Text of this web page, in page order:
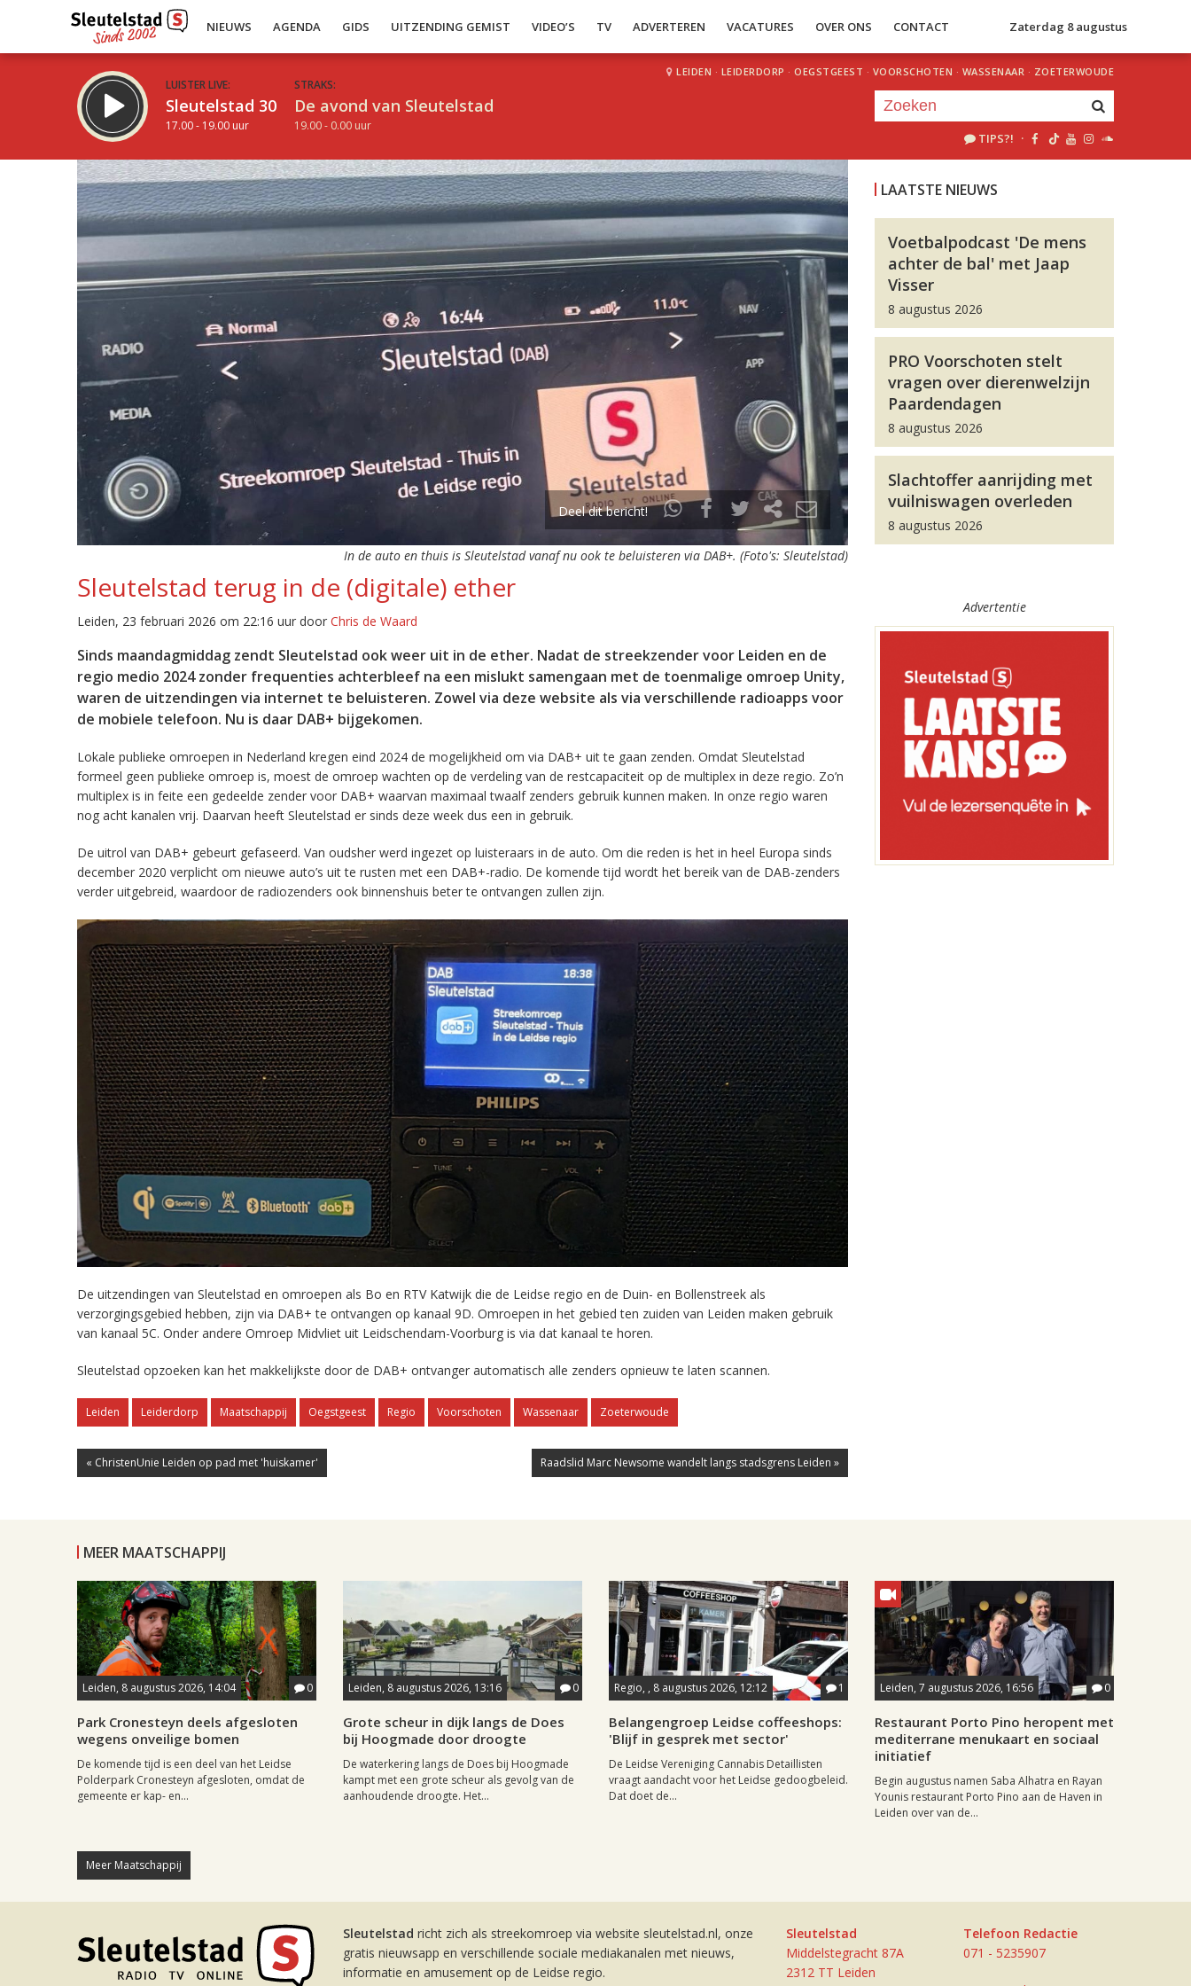
NIEUWS AGENDA GIDS UITZENDING GEMIST VIDEO’S TV ADVERTEREN VACATURES OVER ONS CONTACT Zaterdag 8 augustus
LUISTER LIVE:
Sleutelstad 30
17.00 - 19.00 uur
STRAKS:
De avond van Sleutelstad
19.00 - 0.00 uur
LEIDEN · LEIDERDORP · OEGSTGEEST · VOORSCHOTEN · WASSENAAR · ZOETERWOUDE
TIPS?! ·
Deel dit bericht!
In de auto en thuis is Sleutelstad vanaf nu ook te beluisteren via DAB+. (Foto's: Sleutelstad)
Sleutelstad terug in de (digitale) ether
Leiden, 23 februari 2026 om 22:16 uur door Chris de Waard
Sinds maandagmiddag zendt Sleutelstad ook weer uit in de ether. Nadat de streekzender voor Leiden en de
regio medio 2024 zonder frequenties achterbleef na een mislukt samengaan met de toenmalige omroep Unity,
waren de uitzendingen via internet te beluisteren. Zowel via deze website als via verschillende radioapps voor
de mobiele telefoon. Nu is daar DAB+ bijgekomen.
Lokale publieke omroepen in Nederland kregen eind 2024 de mogelijkheid om via DAB+ uit te gaan zenden. Omdat Sleutelstad
formeel geen publieke omroep is, moest de omroep wachten op de verdeling van de restcapaciteit op de multiplex in deze regio. Zo’n
multiplex is in feite een gedeelde zender voor DAB+ waarvan maximaal twaalf zenders gebruik kunnen maken. In onze regio waren
nog acht kanalen vrij. Daarvan heeft Sleutelstad er sinds deze week dus een in gebruik.
De uitrol van DAB+ gebeurt gefaseerd. Van oudsher werd ingezet op luisteraars in de auto. Om die reden is het in heel Europa sinds
december 2020 verplicht om nieuwe auto’s uit te rusten met een DAB+-radio. De komende tijd wordt het bereik van de DAB-zenders
verder uitgebreid, waardoor de radiozenders ook binnenshuis beter te ontvangen zullen zijn.
De uitzendingen van Sleutelstad en omroepen als Bo en RTV Katwijk die de Leidse regio en de Duin- en Bollenstreek als
verzorgingsgebied hebben, zijn via DAB+ te ontvangen op kanaal 9D. Omroepen in het gebied ten zuiden van Leiden maken gebruik
van kanaal 5C. Onder andere Omroep Midvliet uit Leidschendam-Voorburg is via dat kanaal te horen.
Sleutelstad opzoeken kan het makkelijkste door de DAB+ ontvanger automatisch alle zenders opnieuw te laten scannen.
Leiden Leiderdorp Maatschappij Oegstgeest Regio Voorschoten Wassenaar Zoeterwoude
« ChristenUnie Leiden op pad met 'huiskamer' Raadslid Marc Newsome wandelt langs stadsgrens Leiden »
LAATSTE NIEUWS
Voetbalpodcast 'De mens
achter de bal' met Jaap
Visser
8 augustus 2026
PRO Voorschoten stelt
vragen over dierenwelzijn
Paardendagen
8 augustus 2026
Slachtoffer aanrijding met
vuilniswagen overleden
8 augustus 2026
Advertentie
MEER MAATSCHAPPIJ
Leiden, 8 augustus 2026, 14:04 0
Park Cronesteyn deels afgesloten
wegens onveilige bomen
De komende tijd is een deel van het Leidse
Polderpark Cronesteyn afgesloten, omdat de
gemeente er kap- en...
Leiden, 8 augustus 2026, 13:16 0
Grote scheur in dijk langs de Does
bij Hoogmade door droogte
De waterkering langs de Does bij Hoogmade
kampt met een grote scheur als gevolg van de
aanhoudende droogte. Het...
Regio, , 8 augustus 2026, 12:12 1
Belangengroep Leidse coffeeshops:
'Blijf in gesprek met sector'
De Leidse Vereniging Cannabis Detaillisten
vraagt aandacht voor het Leidse gedoogbeleid.
Dat doet de...
Leiden, 7 augustus 2026, 16:56 0
Restaurant Porto Pino heropent met
mediterrane menukaart en sociaal
initiatief
Begin augustus namen Saba Alhatra en Rayan
Younis restaurant Porto Pino aan de Haven in
Leiden over van de...
Meer Maatschappij
Sleutelstad richt zich als streekomroep via website sleutelstad.nl, onze
gratis nieuwsapp en verschillende sociale mediakanalen met nieuws,
informatie en amusement op de Leidse regio.
Sleutelstad
Middelstegracht 87A
2312 TT Leiden
Telefoon Redactie
071 - 5235907